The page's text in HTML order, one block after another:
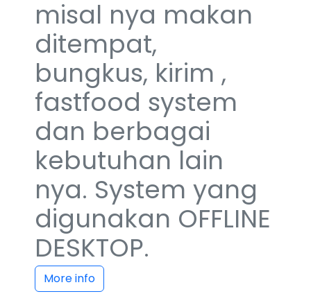
misal nya makan
ditempat,
bungkus, kirim ,
fastfood system
dan berbagai
kebutuhan lain
nya. System yang
digunakan OFFLINE
DESKTOP.
More info